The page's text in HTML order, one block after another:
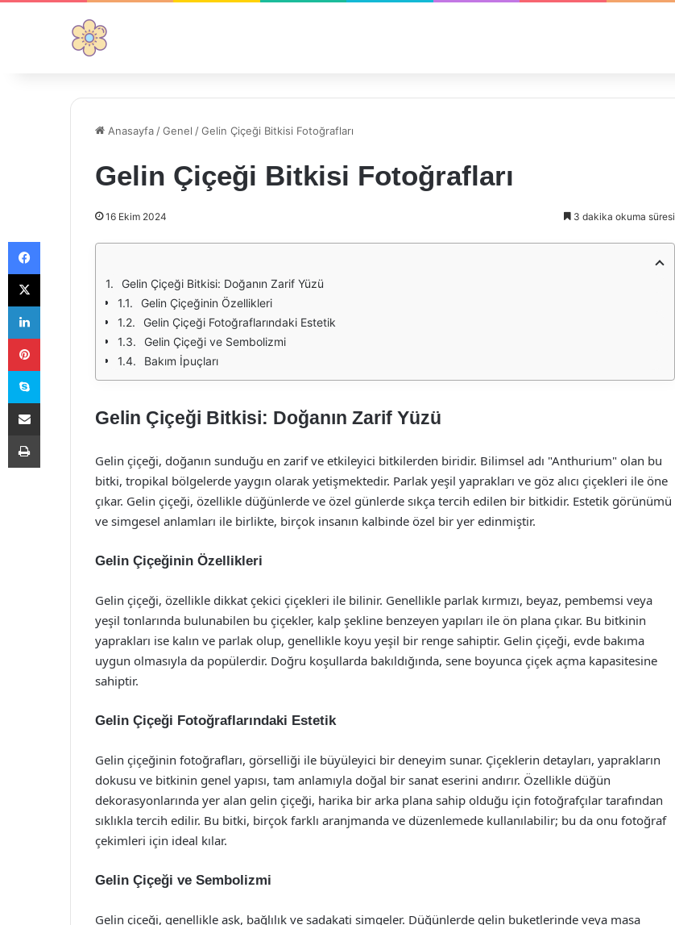
Anasayfa /Genel /Gelin Çiçeği Bitkisi Fotoğrafları
Gelin Çiçeği Bitkisi Fotoğrafları
16 Ekim 2024 3 dakika okuma süresi
Gelin Çiçeği Bitkisi: Doğanın Zarif Yüzü
Gelin Çiçeğinin Özellikleri
Gelin Çiçeği Fotoğraflarındaki Estetik
Gelin Çiçeği ve Sembolizmi
Bakım İpuçları
Gelin Çiçeği Bitkisi: Doğanın Zarif Yüzü
Gelin çiçeği, doğanın sunduğu en zarif ve etkileyici bitkilerden biridir. Bilimsel adı "Anthurium" olan bu
bitki, tropikal bölgelerde yaygın olarak yetişmektedir. Parlak yeşil yaprakları ve göz alıcı çiçekleri ile öne
çıkar. Gelin çiçeği, özellikle düğünlerde ve özel günlerde sıkça tercih edilen bir bitkidir. Estetik görünümü
ve simgesel anlamları ile birlikte, birçok insanın kalbinde özel bir yer edinmiştir.
Gelin Çiçeğinin Özellikleri
Gelin çiçeği, özellikle dikkat çekici çiçekleri ile bilinir. Genellikle parlak kırmızı, beyaz, pembemsi veya
yeşil tonlarında bulunabilen bu çiçekler, kalp şekline benzeyen yapıları ile ön plana çıkar. Bu bitkinin
yaprakları ise kalın ve parlak olup, genellikle koyu yeşil bir renge sahiptir. Gelin çiçeği, evde bakıma
uygun olmasıyla da popülerdir. Doğru koşullarda bakıldığında, sene boyunca çiçek açma kapasitesine
sahiptir.
Gelin Çiçeği Fotoğraflarındaki Estetik
Gelin çiçeğinin fotoğrafları, görselliği ile büyüleyici bir deneyim sunar. Çiçeklerin detayları, yaprakların
dokusu ve bitkinin genel yapısı, tam anlamıyla doğal bir sanat eserini andırır. Özellikle düğün
dekorasyonlarında yer alan gelin çiçeği, harika bir arka plana sahip olduğu için fotoğrafçılar tarafından
sıklıkla tercih edilir. Bu bitki, birçok farklı aranjmanda ve düzenlemede kullanılabilir; bu da onu fotoğraf
çekimleri için ideal kılar.
Gelin Çiçeği ve Sembolizmi
Gelin çiçeği, genellikle aşk, bağlılık ve sadakati simgeler. Düğünlerde gelin buketlerinde veya masa
Facebook
X
LinkedIn
Pinterest
Skype
E-Posta ile paylaş